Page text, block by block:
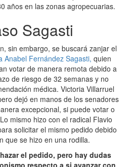
años en las zonas agropecuarias.
Sagasti
sin embargo, se buscará zanjar el
Anabel Fernández Sagasti, quien
votar de manera remota debido a
de riesgo de 32 semanas y no
médica. Victoria Villarruel
dejó en manos de los senadores
excepcional, si puede votar o
mismo hizo con el radical Flavio
solicitar el mismo pedido debido
que se hizo en una rodilla.
el pedido, pero hay dudas
respecto a si avanzar con